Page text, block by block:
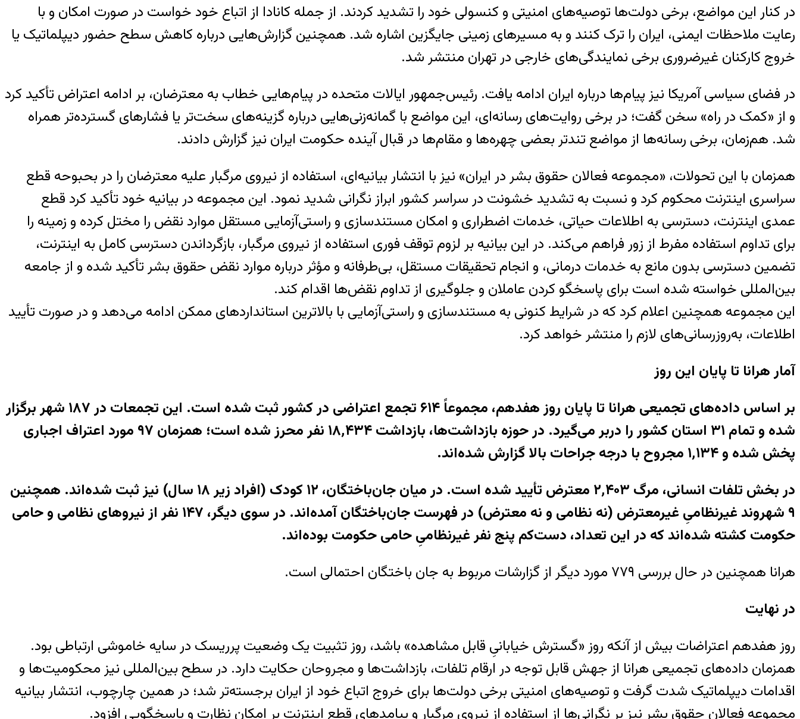
در کنار این مواضع، برخی دولت‌ها توصیه‌های امنیتی و کنسولی خود را تشدید کردند. از جمله کانادا از اتباع خود خواست در صورت امکان و با
رعایت ملاحظات ایمنی، ایران را ترک کنند و به مسیرهای زمینی جایگزین اشاره شد. همچنین گزارش‌هایی درباره کاهش سطح حضور دیپلماتیک یا
خروج کارکنان غیرضروری برخی نمایندگی‌های خارجی در تهران منتشر شد.
در فضای سیاسی آمریکا نیز پیام‌ها درباره ایران ادامه یافت. رئیس‌جمهور ایالات متحده در پیام‌هایی خطاب به معترضان، بر ادامه اعتراض تأکید کرد
و از «کمک در راه» سخن گفت؛ در برخی روایت‌های رسانه‌ای، این مواضع با گمانه‌زنی‌هایی درباره گزینه‌های سخت‌تر یا فشارهای گسترده‌تر همراه
شد. هم‌زمان، برخی رسانه‌ها از مواضع تندتر بعضی چهره‌ها و مقام‌ها در قبال آینده حکومت ایران نیز گزارش دادند.
همزمان با این تحولات، «مجموعه فعالان حقوق بشر در ایران» نیز با انتشار بیانیه‌ای، استفاده از نیروی مرگبار علیه معترضان را در بحبوحه قطع
سراسری اینترنت محکوم کرد و نسبت به تشدید خشونت در سراسر کشور ابراز نگرانی شدید نمود. این مجموعه در بیانیه خود تأکید کرد قطع
عمدی اینترنت، دسترسی به اطلاعات حیاتی، خدمات اضطراری و امکان مستندسازی و راستی‌آزمایی مستقل موارد نقض را مختل کرده و زمینه را
برای تداوم استفاده مفرط از زور فراهم می‌کند. در این بیانیه بر لزوم توقف فوری استفاده از نیروی مرگبار، بازگرداندن دسترسی کامل به اینترنت،
تضمین دسترسی بدون مانع به خدمات درمانی، و انجام تحقیقات مستقل، بی‌طرفانه و مؤثر درباره موارد نقض حقوق بشر تأکید شده و از جامعه
بین‌المللی خواسته شده است برای پاسخگو کردن عاملان و جلوگیری از تداوم نقض‌ها اقدام کند.
این مجموعه همچنین اعلام کرد که در شرایط کنونی به مستندسازی و راستی‌آزمایی با بالاترین استانداردهای ممکن ادامه می‌دهد و در صورت تأیید
اطلاعات، به‌روزرسانی‌های لازم را منتشر خواهد کرد.
آمار هرانا تا پایان این روز
بر اساس داده‌های تجمیعی هرانا تا پایان روز هفدهم، مجموعاً ۶۱۴ تجمع اعتراضی در کشور ثبت شده است. این تجمعات در ۱۸۷ شهر برگزار
شده و تمام ۳۱ استان کشور را دربر می‌گیرد. در حوزه بازداشت‌ها، بازداشت ۱۸٬۴۳۴ نفر محرز شده است؛ همزمان ۹۷ مورد اعتراف اجباری
پخش شده و ۱٬۱۳۴ مجروح با درجه جراحات بالا گزارش شده‌اند.
در بخش تلفات انسانی، مرگ ۲٬۴۰۳ معترض تأیید شده است. در میان جان‌باختگان، ۱۲ کودک (افراد زیر ۱۸ سال) نیز ثبت شده‌اند. همچنین
۹ شهروند غیرنظامیِ غیرمعترض (نه نظامی و نه معترض) در فهرست جان‌باختگان آمده‌اند. در سوی دیگر، ۱۴۷ نفر از نیروهای نظامی و حامی
حکومت کشته شده‌اند که در این تعداد، دست‌کم پنج نفر غیرنظامیِ حامی حکومت بوده‌اند.
هرانا همچنین در حال بررسی ۷۷۹ مورد دیگر از گزارشات مربوط به جان باختگان احتمالی است.
در نهایت
روز هفدهم اعتراضات بیش از آنکه روز «گسترش خیابانیِ قابل مشاهده» باشد، روز تثبیت یک وضعیت پرریسک در سایه خاموشی ارتباطی بود.
همزمان داده‌های تجمیعی هرانا از جهش قابل توجه در ارقام تلفات، بازداشت‌ها و مجروحان حکایت دارد. در سطح بین‌المللی نیز محکومیت‌ها و
اقدامات دیپلماتیک شدت گرفت و توصیه‌های امنیتی برخی دولت‌ها برای خروج اتباع خود از ایران برجسته‌تر شد؛ در همین چارچوب، انتشار بیانیه
مجموعه فعالان حقوق بشر نیز بر نگرانی‌ها از استفاده از نیروی مرگبار و پیامدهای قطع اینترنت بر امکان نظارت و پاسخگویی افزود.